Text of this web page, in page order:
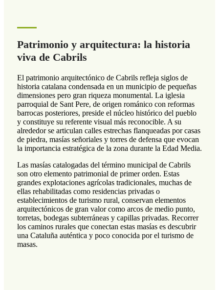
Patrimonio y arquitectura: la historia
viva de Cabrils
El patrimonio arquitectónico de Cabrils refleja siglos de
historia catalana condensada en un municipio de pequeñas
dimensiones pero gran riqueza monumental. La iglesia
parroquial de Sant Pere, de origen románico con reformas
barrocas posteriores, preside el núcleo histórico del pueblo
y constituye su referente visual más reconocible. A su
alrededor se articulan calles estrechas flanqueadas por casas
de piedra, masías señoriales y torres de defensa que evocan
la importancia estratégica de la zona durante la Edad Media.
Las masías catalogadas del término municipal de Cabrils
son otro elemento patrimonial de primer orden. Estas
grandes explotaciones agrícolas tradicionales, muchas de
ellas rehabilitadas como residencias privadas o
establecimientos de turismo rural, conservan elementos
arquitectónicos de gran valor como arcos de medio punto,
torretas, bodegas subterráneas y capillas privadas. Recorrer
los caminos rurales que conectan estas masías es descubrir
una Cataluña auténtica y poco conocida por el turismo de
masas.